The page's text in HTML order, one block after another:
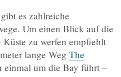
es zahlreiche
Um einen Blick auf die
zu werfen empfiehlt
lange Weg The
einmal um die Bay führt –